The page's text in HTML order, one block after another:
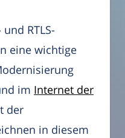
RTLS-
eine wichtige
im Internet der
der
in diesem